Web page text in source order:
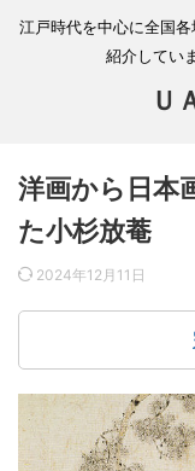
江戸時代を中心に全国
紹介してい
Ｕ
洋画から日本
た小杉放菴
2024年12月11日